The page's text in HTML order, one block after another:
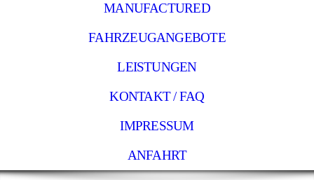
MANUFACTURED
FAHRZEUGANGEBOTE
LEISTUNGEN
KONTAKT / FAQ
IMPRESSUM
ANFAHRT